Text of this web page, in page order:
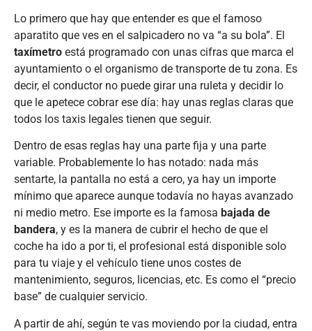
Lo primero que hay que entender es que el famoso
aparatito que ves en el salpicadero no va “a su bola”. El
taxímetro está programado con unas cifras que marca el
ayuntamiento o el organismo de transporte de tu zona. Es
decir, el conductor no puede girar una ruleta y decidir lo
que le apetece cobrar ese día: hay unas reglas claras que
todos los taxis legales tienen que seguir.
Dentro de esas reglas hay una parte fija y una parte
variable. Probablemente lo has notado: nada más
sentarte, la pantalla no está a cero, ya hay un importe
mínimo que aparece aunque todavía no hayas avanzado
ni medio metro. Ese importe es la famosa bajada de
bandera, y es la manera de cubrir el hecho de que el
coche ha ido a por ti, el profesional está disponible solo
para tu viaje y el vehículo tiene unos costes de
mantenimiento, seguros, licencias, etc. Es como el “precio
base” de cualquier servicio.
A partir de ahí, según te vas moviendo por la ciudad, entra